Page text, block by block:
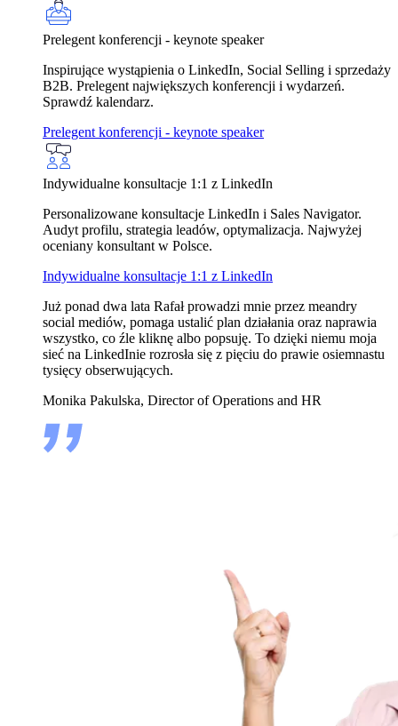
Prelegent konferencji - keynote speaker
Inspirujące wystąpienia o LinkedIn, Social Selling i sprzedaży
B2B. Prelegent największych konferencji i wydarzeń.
Sprawdź kalendarz.
Prelegent konferencji - keynote speaker
Indywidualne konsultacje 1:1 z LinkedIn
Personalizowane konsultacje LinkedIn i Sales Navigator.
Audyt profilu, strategia leadów, optymalizacja. Najwyżej
oceniany konsultant w Polsce.
Indywidualne konsultacje 1:1 z LinkedIn
Już ponad dwa lata Rafał prowadzi mnie przez meandry
social mediów, pomaga ustalić plan działania oraz naprawia
wszystko, co źle kliknę albo popsuję. To dzięki niemu moja
sieć na LinkedInie rozrosła się z pięciu do prawie osiemnastu
tysięcy obserwujących.
Monika Pakulska, Director of Operations and HR